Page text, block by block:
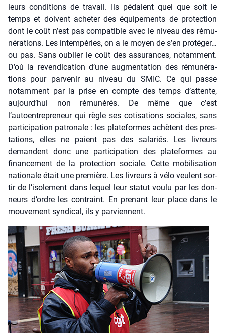
leurs condi­tions de tra­vail. Ils pédalent quel que soit le
temps et doivent ache­ter des équi­pe­ments de pro­tec­tion
dont le coût n’est pas com­pa­tible avec le niveau des rému­
né­ra­tions. Les intem­pé­ries, on a le moyen de s’en pro­té­ger…
ou pas. Sans oublier le coût des assu­rances, notam­ment.
D’où la reven­di­ca­tion d’une aug­men­ta­tion des rému­né­ra­
tions pour par­ve­nir au niveau du SMIC. Ce qui passe
notam­ment par la prise en compte des temps d’attente,
aujourd’hui non rému­né­rés. De même que c’est
l’autoentrepreneur qui règle ses coti­sa­tions sociales, sans
par­ti­ci­pa­tion patro­nale : les pla­te­formes achètent des pres­
ta­tions, elles ne paient pas des sala­riés. Les livreurs
demandent donc une par­ti­ci­pa­tion des pla­te­formes au
finan­ce­ment de la pro­tec­tion sociale. Cette mobi­li­sa­tion
natio­nale était une pre­mière. Les livreurs à vélo veulent sor­
tir de l’isolement dans lequel leur sta­tut vou­lu par les don­
neurs d’ordre les contraint. En pre­nant leur place dans le
mou­ve­ment syn­di­cal, ils y par­viennent.